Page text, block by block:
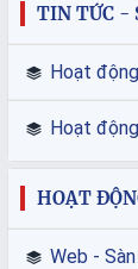
TIN TỨC -
Hoạt
Hoạt
HOẠT
Web -